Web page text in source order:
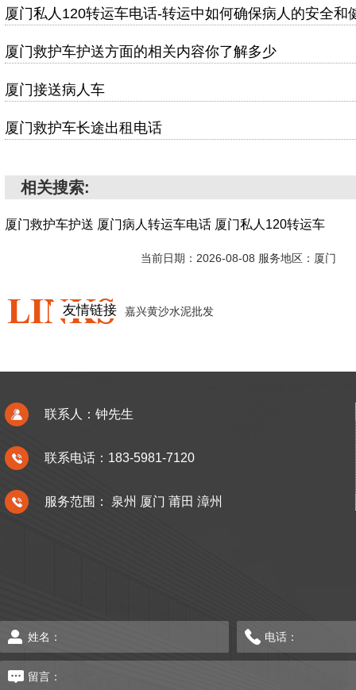
厦门私人120转运车电话-转运中如何确保病人的安全和
厦门救护车护送方面的相关内容你了解多少
厦门接送病人车
厦门救护车长途出租电话
相关搜索:
厦门救护车护送 厦门病人转运车电话 厦门私人120转运车
当前日期：2026-08-08 服务地区：厦门
友情链接 嘉兴黄沙水泥批发
联系人：钟先生
联系电话：183-5981-7120
服务范围： 泉州 厦门 莆田 漳州